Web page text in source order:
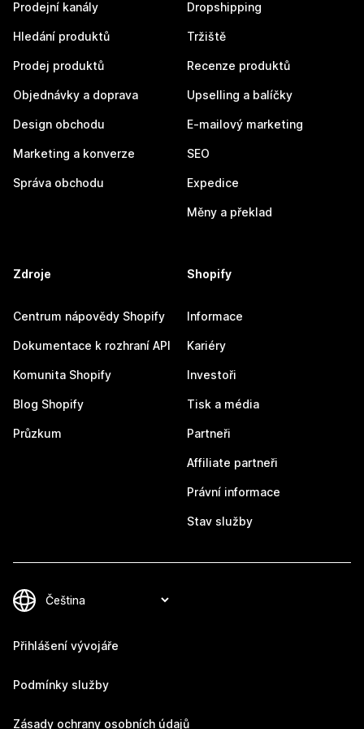
Prodejní kanály
Hledání produktů
Prodej produktů
Objednávky a doprava
Design obchodu
Marketing a konverze
Správa obchodu
Dropshipping
Tržiště
Recenze produktů
Upselling a balíčky
E-mailový marketing
SEO
Expedice
Měny a překlad
Zdroje
Centrum nápovědy Shopify
Dokumentace k rozhraní API
Komunita Shopify
Blog Shopify
Průzkum
Shopify
Informace
Kariéry
Investoři
Tisk a média
Partneři
Affiliate partneři
Právní informace
Stav služby
Přihlášení vývojáře
Podmínky služby
Zásady ochrany osobních údajů